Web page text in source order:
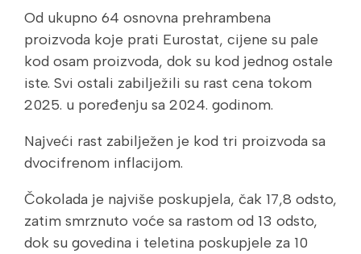
Od ukupno 64 osnovna prehrambena
proizvoda koje prati Eurostat, cijene su pale
kod osam proizvoda, dok su kod jednog ostale
iste. Svi ostali zabilježili su rast cena tokom
2025. u poređenju sa 2024. godinom.
Najveći rast zabilježen je kod tri proizvoda sa
dvocifrenom inflacijom.
Čokolada je najviše poskupjela, čak 17,8 odsto,
zatim smrznuto voće sa rastom od 13 odsto,
dok su govedina i teletina poskupjele za 10